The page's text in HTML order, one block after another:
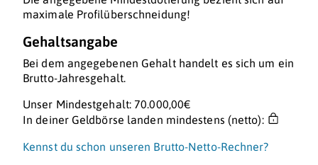
maximale Profilüberschneidung!
Gehaltsangabe
Bei dem angegebenen Gehalt handelt es sich um ein
Brutto-Jahresgehalt.
Unser Mindestgehalt: 70.000,00€
In deiner Geldbörse landen mindestens (netto):
Kennst du schon unseren Brutto-Netto-Rechner?